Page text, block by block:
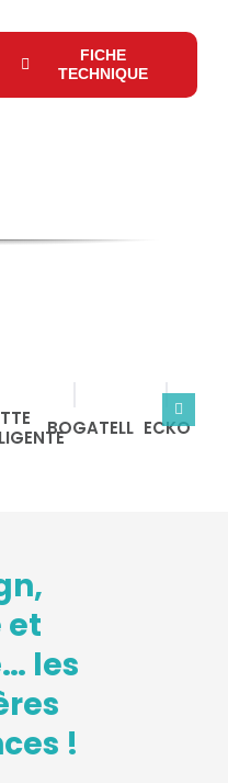
FICHE
TECHNIQUE
BOGATELL ECKO
et
les
!